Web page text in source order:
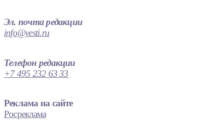
Эл. почта редакции
info@vesti.ru
Телефон редакции
+7 495 232 63 33
Реклама на сайте
Росреклама